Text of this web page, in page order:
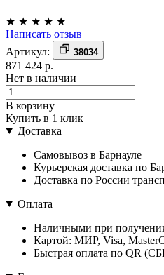
★ ★ ★ ★ ★
Написать отзыв
Артикул:
38034
871 424 р.
Нет в наличии
В корзину
Купить в 1 клик
Доставка
Самовывоз в Барнауле
Курьерская доставка по
Доставка по России
Оплата
Наличными при
Картой: МИР, Visa,
Быстрая оплата по QR